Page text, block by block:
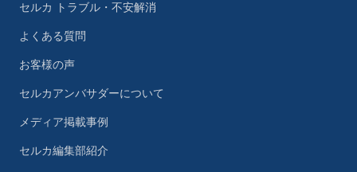
セルカ トラブル・不安解消
よくある質問
お客様の声
セルカアンバサダーについて
メディア掲載事例
セルカ編集部紹介